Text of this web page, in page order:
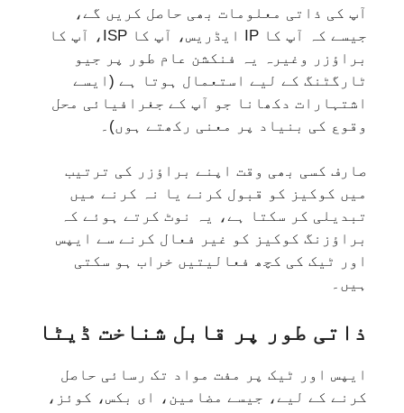
آپ کی ذاتی معلومات بھی حاصل کریں گے،
جیسے کہ آپ کا IP ایڈریس، آپ کا ISP، آپ کا
براؤزر وغیرہ یہ فنکشن عام طور پر جیو
ٹارگٹنگ کے لیے استعمال ہوتا ہے (ایسے
اشتہارات دکھانا جو آپ کے جغرافیائی محل
وقوع کی بنیاد پر معنی رکھتے ہوں)۔
صارف کسی بھی وقت اپنے براؤزر کی ترتیب
میں کوکیز کو قبول کرنے یا نہ کرنے میں
تبدیلی کر سکتا ہے، یہ نوٹ کرتے ہوئے کہ
براؤزنگ کوکیز کو غیر فعال کرنے سے ایپس
اور ٹیک کی کچھ فعالیتیں خراب ہو سکتی
ہیں۔
ذاتی طور پر قابل شناخت ڈیٹا
ایپس اور ٹیک پر مفت مواد تک رسائی حاصل
کرنے کے لیے، جیسے مضامین، ای بکس، کوئز،